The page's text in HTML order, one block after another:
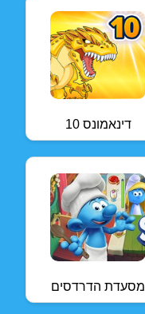
דינאמונס 10
מסעדת הדרדסים